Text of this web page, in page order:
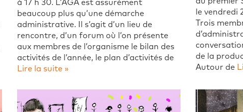
à 17 h 30. L’AGA est assurément
beaucoup plus qu’une démarche
administrative. Il s’agit d’un lieu de
rencontre, d’un forum où l’on présente
aux membres de l’organisme le bilan des
activités de l’année, le plan d’activités de
Lire la suite »
le vendredi
Trois
de la
Autour de